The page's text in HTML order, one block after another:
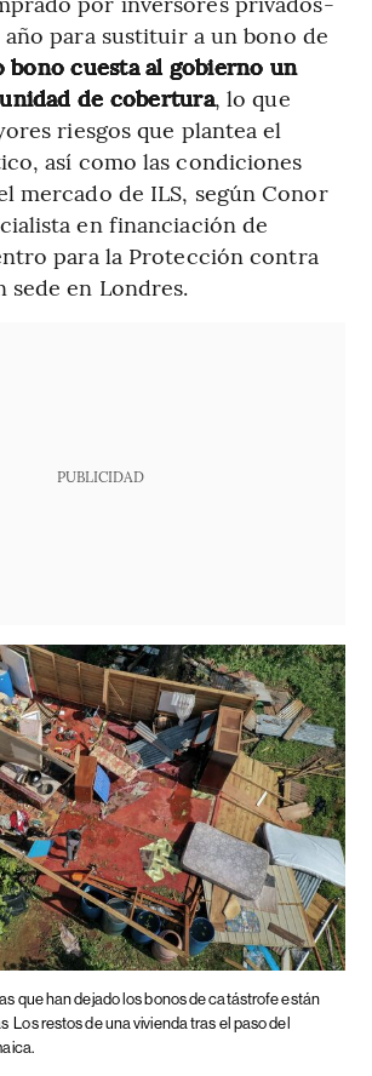
para sustituir a un bono de
bono cuesta al gobierno un
de cobertura, lo que
riesgos que plantea el
así como las condiciones
mercado de ILS, según Conor
en financiación de
para la Protección contra
sede en Londres.
PUBLICIDAD
que han dejado los bonos de catástrofe están
Los restos de una vivienda tras el paso del